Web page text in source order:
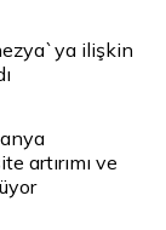
ilişkin
artırımı ve